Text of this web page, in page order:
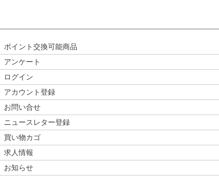
ポイント交換可能商品
アンケート
ログイン
アカウント登録
お問い合せ
ニュースレター登録
買い物カゴ
求人情報
お知らせ